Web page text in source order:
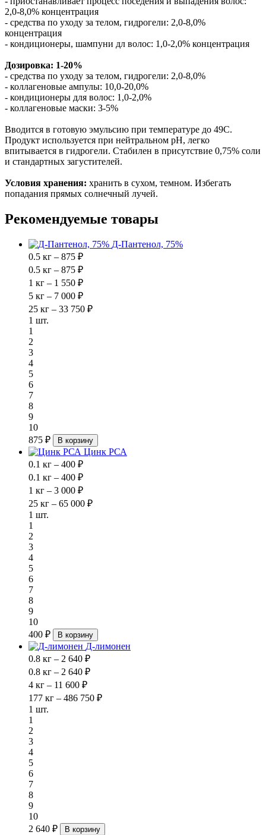
2,0-8,0% концентрация
- средства по уходу за телом, гидрогели: 2,0-8,0%
концентрация
- кондиционеры, шампуни дл волос: 1,0-2,0% концентрация
Дозировка: 1-20%
- средства по уходу за телом, гидрогели: 2,0-8,0%
- коллагеновые ампулы: 10,0-20,0%
- кондиционеры для волос: 1,0-2,0%
- коллагеновые маски: 3-5%
Вводится в готовую эмульсию при температуре до 49С.
Продукт используется при нейтральном pH, легко
впитывается в гидрогели. Стабилен в присутствие 0,75% соли
и стандартных загустителей.
Условия хранения: хранить в сухом, темном. Избегать
попадания прямых солнечный лучей.
Рекомендуемые товары
Д-Пантенол, 75%
0.5 кг – 875 ₽
0.5 кг – 875 ₽
1 кг – 1 550 ₽
5 кг – 7 000 ₽
25 кг – 33 750 ₽
1 шт.
1
2
3
4
5
6
7
8
9
10
875 ₽
В корзину
Цинк РСА
0.1 кг – 400 ₽
0.1 кг – 400 ₽
1 кг – 3 000 ₽
25 кг – 65 000 ₽
1 шт.
1
2
3
4
5
6
7
8
9
10
400 ₽
В корзину
Д-лимонен
0.8 кг – 2 640 ₽
0.8 кг – 2 640 ₽
4 кг – 11 600 ₽
177 кг – 486 750 ₽
1 шт.
1
2
3
4
5
6
7
8
9
10
2 640 ₽
В корзину